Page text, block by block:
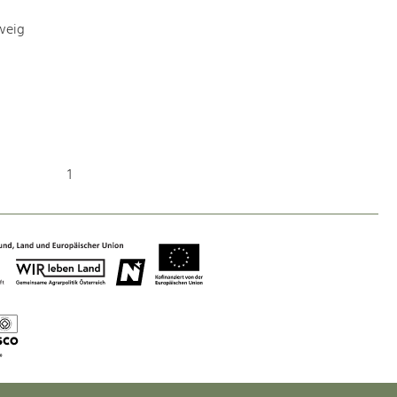
Settlements.
Offer Development and Positioning
1